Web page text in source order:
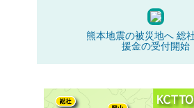
熊本地震の被災地へ 総
援金の受付開始